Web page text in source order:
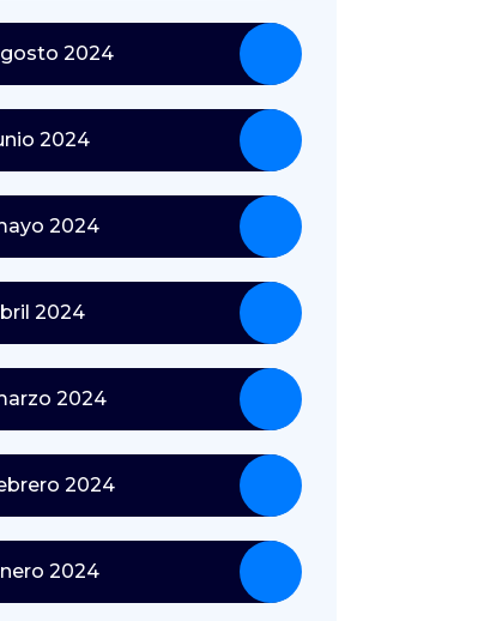
2024
2024
2024
2024
2024
2024
2024